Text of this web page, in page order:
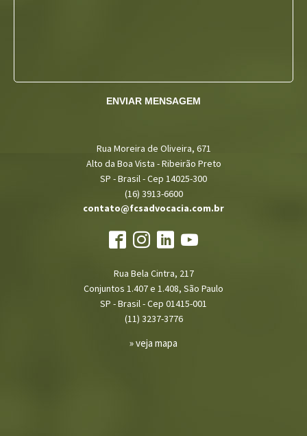
Rua Moreira de Oliveira, 671
Alto da Boa Vista - Ribeirão Preto
SP - Brasil - Cep 14025-300
(16) 3913-6600
contato@fcsadvocacia.com.br
Rua Bela Cintra, 217
Conjuntos 1.407 e 1.408, São Paulo
SP - Brasil - Cep 01415-001
(11) 3237-3776
» veja mapa
ENVIAR MENSAGEM